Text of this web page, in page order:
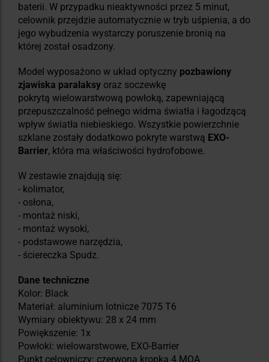
baterii. W przypadku nieaktywności przez 5 minut,
celownik przejdzie automatycznie w tryb uśpienia, a do
jego wybudzenia wystarczy poruszenie bronią na
której został osadzony.
Model wyposażono w układ optyczny pozbawiony
zjawiska paralaksy oraz soczewkę
pokrytą wielowarstwową powłoką, zapewniającą
przepuszczalność pełnego widma światła i łagodzącą
wpływ światła niebieskiego. Wszystkie powierzchnie
szklane zostały dodatkowo pokryte warstwą EXO-
Barrier, która ma właściwości hydrofobowe.
W zestawie znajdują się:
- kolimator,
- osłona,
- montaż niski,
- montaż wysoki,
- podstawowe narzędzia,
- ściereczka Spudz.
Dane techniczne
Kolor: Black
Materiał: aluminium lotnicze 7075 T6
Wymiary obiektywu: 28 x 24 mm
Powiększenie: 1x
Powłoki: wielowarstwowe, EXO-Barrier
Punkt celowniczy: czerwona kropka 4 MOA